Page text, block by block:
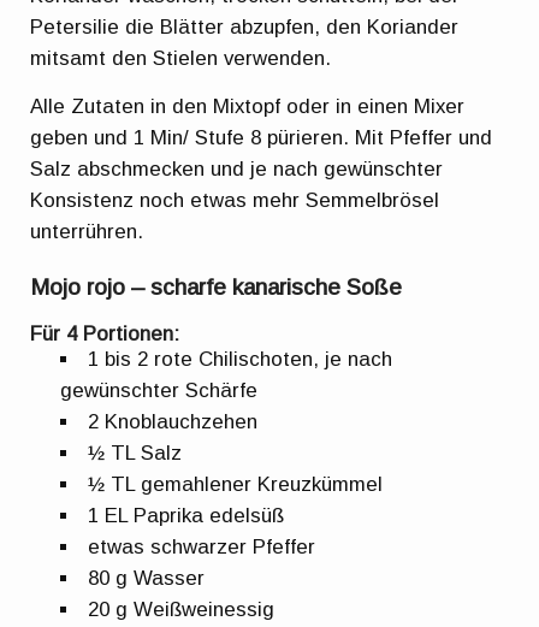
Petersilie die Blätter abzupfen, den Koriander
mitsamt den Stielen verwenden.
Alle Zutaten in den Mixtopf oder in einen Mixer
geben und 1 Min/ Stufe 8 pürieren. Mit Pfeffer und
Salz abschmecken und je nach gewünschter
Konsistenz noch etwas mehr Semmelbrösel
unterrühren.
Mojo rojo – scharfe kanarische Soße
Für 4 Portionen:
1 bis 2 rote Chilischoten, je nach
gewünschter Schärfe
2 Knoblauchzehen
½ TL Salz
½ TL gemahlener Kreuzkümmel
1 EL Paprika edelsüß
etwas schwarzer Pfeffer
80 g Wasser
20 g Weißweinessig